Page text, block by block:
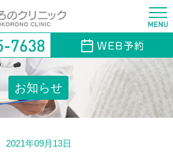
お知らせ
2021年09月13日